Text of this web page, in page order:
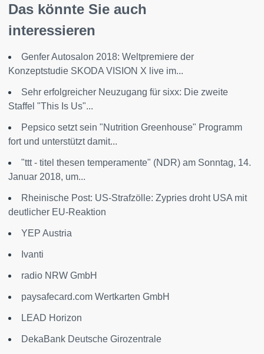
Das könnte Sie auch
interessieren
Genfer Autosalon 2018: Weltpremiere der
Konzeptstudie SKODA VISION X live im...
Sehr erfolgreicher Neuzugang für sixx: Die zweite
Staffel "This Is Us"...
Pepsico setzt sein "Nutrition Greenhouse" Programm
fort und unterstützt damit...
"ttt - titel thesen temperamente" (NDR) am Sonntag, 14.
Januar 2018, um...
Rheinische Post: US-Strafzölle: Zypries droht USA mit
deutlicher EU-Reaktion
YEP Austria
Ivanti
radio NRW GmbH
paysafecard.com Wertkarten GmbH
LEAD Horizon
DekaBank Deutsche Girozentrale